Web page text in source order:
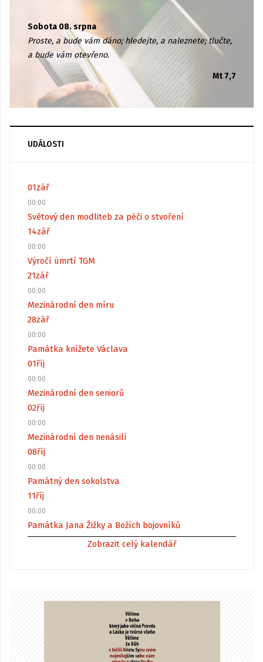
Sobota 08. srpna
Proste, a bude vám dáno; hledejte, a naleznete; tlučte,
a bude vám otevřeno.
Mt 7,7
UDÁLOSTI
01zář
00:00
Světový den modliteb za péči o stvoření
14zář
00:00
Výročí úmrtí TGM
21zář
00:00
Mezinárodní den míru
28zář
00:00
Památka knížete Václava
01říj
00:00
Mezinárodní den seniorů
02říj
00:00
Mezinárodní den nenásilí
08říj
00:00
Památný den sokolstva
11říj
00:00
Památka Jana Žižky a Božích bojovníků
Zobrazit celý kalendář